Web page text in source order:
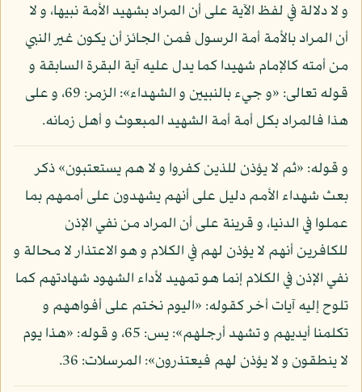
و لا دلالة في لفظ الآية على أن المراد بشهيد الأمة نبيها، و لا
أن المراد بالأمة أمة الرسول فمن الجائز أن يكون غير النبي
من أمته كالإمام شهيدا كما يدل عليه آية البقرة السابقة و
قوله تعالى: «و جيء بالنبيين و الشهداء»: الزمر: 69، و على
هذا فالمراد بكل أمة أمة الشهيد المبعوث و أهل زمانه.
و قوله: «ثم لا يؤذن للذين كفروا و لا هم يستعتبون» ذكر
بعث شهداء الأمم دليل على أنهم يشهدون على أممهم بما
عملوا في الدنيا، و قرينة على أن المراد من نفي الإذن
للكافرين أنهم لا يؤذن لهم في الكلام و هو الاعتذار لا محالة و
نفي الإذن في الكلام إنما هو تمهيد لأداء الشهود شهادتهم كما
تلوح إليه آيات أخر كقوله: «اليوم نختم على أفواههم و
تكلمنا أيديهم و تشهد أرجلهم»: يس: 65، و قوله: «هذا يوم
لا ينطقون و لا يؤذن لهم فيعتذرون»: المرسلات: 36.